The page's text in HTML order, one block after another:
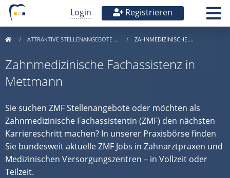
Login Registrieren
ATTRAKTIVE STELLENANGEBOTE … ZAHNMEDIZINISCHE …
Zahnmedizinische Fachassistenz in
Mettmann
Sie suchen ZMF Stellenangebote oder möchten als
Zahnmedizinische Fachassistentin (ZMF) den nächsten
Karriereschritt machen? In unserer Praxisbörse finden
Sie bundesweit aktuelle ZMF Jobs in Zahnarztpraxen und
Medizinischen Versorgungszentren – in Vollzeit oder
Teilzeit.